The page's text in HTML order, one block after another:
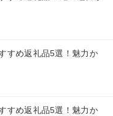
すめ返礼品5選！魅力か
すめ返礼品5選！魅力か